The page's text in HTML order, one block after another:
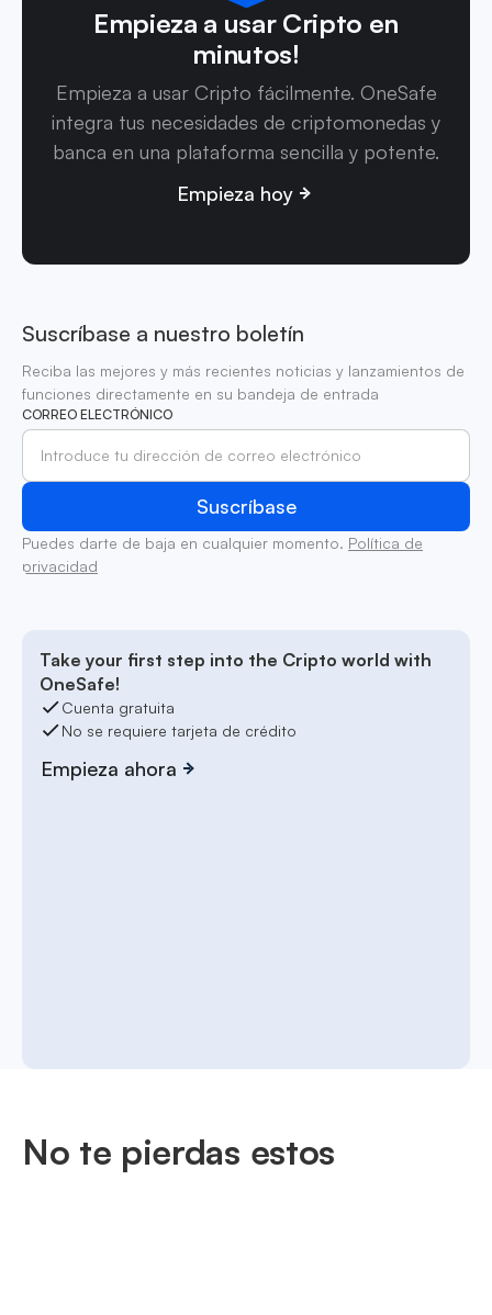
Empieza a usar Cripto en
minutos!
Empieza a usar Cripto fácilmente. OneSafe
integra tus necesidades de criptomonedas y
banca en una plataforma sencilla y potente.
Empieza hoy
Suscríbase a nuestro boletín
Reciba las mejores y más recientes noticias y lanzamientos de
funciones directamente en su bandeja de entrada
CORREO ELECTRÓNICO
Puedes darte de baja en cualquier momento. Política de
privacidad
Take your first step into the Cripto world with
OneSafe!
Cuenta gratuita
No se requiere tarjeta de crédito
Empieza ahora
No te pierdas estos